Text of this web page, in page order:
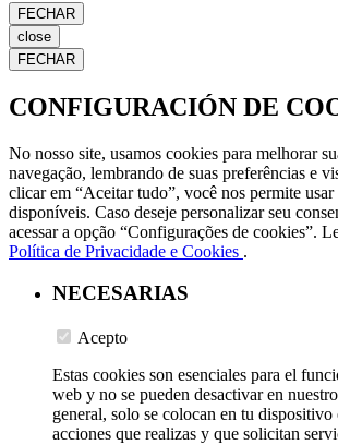
FECHAR
close
FECHAR
CONFIGURACIÓN DE
No nosso site, usamos cookies para melhorar
navegação, lembrando de suas preferências e
clicar em “Aceitar tudo”, você nos permite
disponíveis. Caso deseje personalizar seu
acessar a opção “Configurações de cookies”.
Política de Privacidade e Cookies .
NECESARIAS
Acepto
Estas cookies son esenciales para el
web y no se pueden desactivar en
general, solo se colocan en tu dispositivo
acciones que realizas y que solicitan